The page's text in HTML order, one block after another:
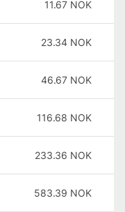
11.67 NOK
23.34 NOK
46.67 NOK
116.68 NOK
233.36 NOK
583.39 NOK